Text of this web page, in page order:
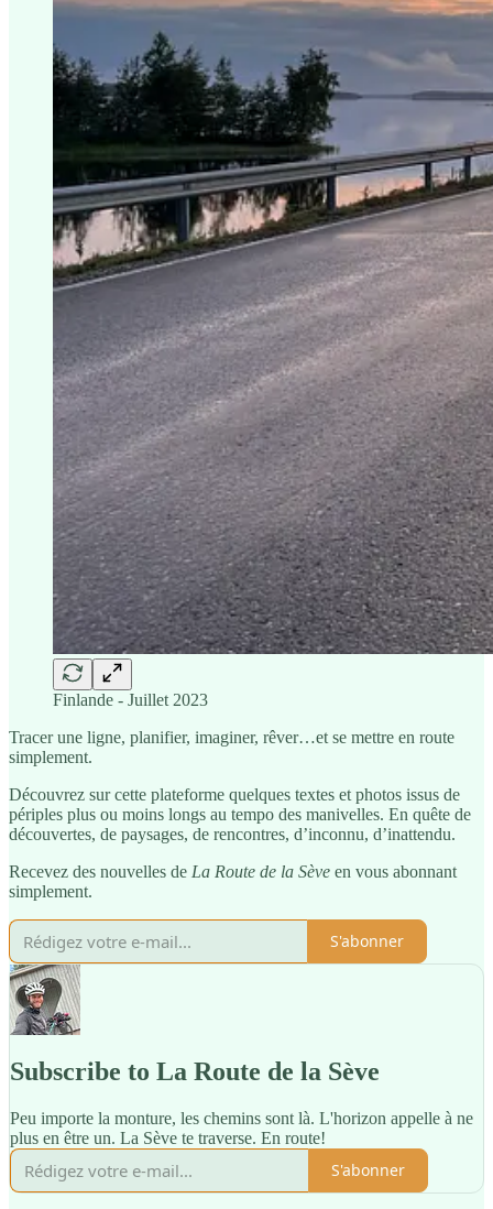
Finlande - Juillet 2023
Tracer une ligne, planifier, imaginer, rêver…et se mettre en route
simplement.
Découvrez sur cette plateforme quelques textes et photos issus de
périples plus ou moins longs au tempo des manivelles. En quête de
découvertes, de paysages, de rencontres, d’inconnu, d’inattendu.
Recevez des nouvelles de La Route de la Sève en vous abonnant
simplement.
S'abonner
Subscribe to La Route de la Sève
Peu importe la monture, les chemins sont là. L'horizon appelle à ne
plus en être un. La Sève te traverse. En route!
S'abonner